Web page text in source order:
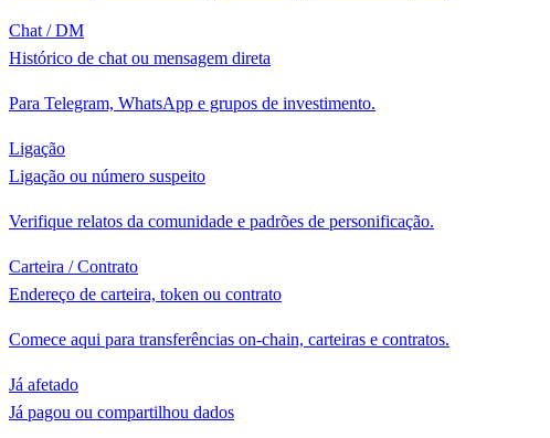
Chat / DM
Histórico de chat ou mensagem direta
Para Telegram, WhatsApp e grupos de investimento.
Ligação
Ligação ou número suspeito
Verifique relatos da comunidade e padrões de personificação.
Carteira / Contrato
Endereço de carteira, token ou contrato
Comece aqui para transferências on-chain, carteiras e contratos.
Já afetado
Já pagou ou compartilhou dados